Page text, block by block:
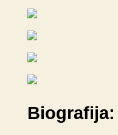
Biografija: